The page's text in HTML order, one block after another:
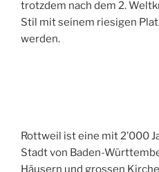
trotzdem nach dem 2.
Stil mit seinem riesigen
werden.
Rottweil ist eine mit 2’000
Stadt von Baden-
Häusern und grossen